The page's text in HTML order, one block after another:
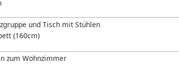
und Tisch mit Stühlen
(160cm)
zum Wohnzimmer